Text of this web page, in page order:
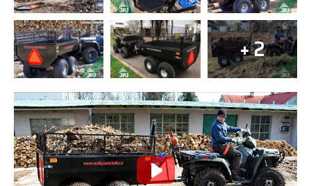
+ 2